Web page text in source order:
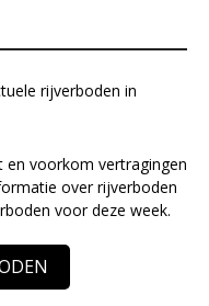
rijverboden in
en voorkom vertragingen
over rijverboden
voor deze week.